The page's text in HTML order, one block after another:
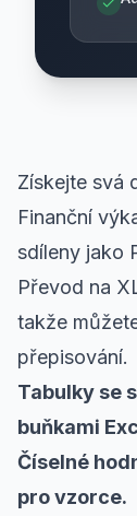
Získejte svá
Finanční
sdíleny jako
Převod na
takže
přepisování.
Tabulky se
buňkami
Číselné
pro vzorce.